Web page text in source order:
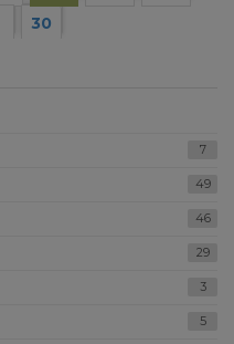
30
7
49
46
29
3
5